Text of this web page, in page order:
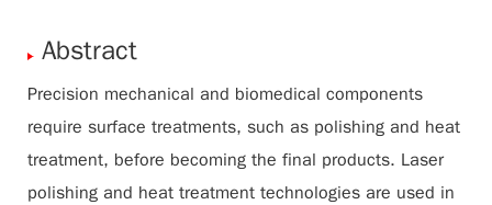
Abstract
Precision mechanical and biomedical components
require surface treatments, such as polishing and heat
treatment, before becoming the final products. Laser
polishing and heat treatment technologies are used in